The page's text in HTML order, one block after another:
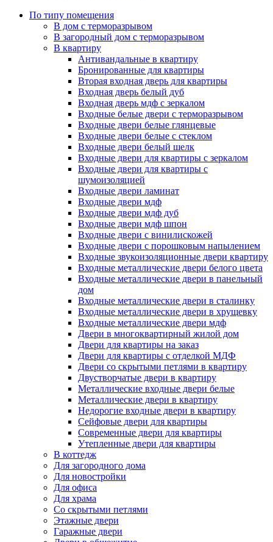
По типу помещения
В дом с терморазрывом
В загородный дом с терморазрывом
В квартиру
Антивандальные в квартиру
Бронированные для квартиры
Вторая входная дверь для квартиры
Входная дверь белый дуб
Входная дверь мдф с зеркалом
Входные белые двери с терморазрывом
Входные двери белые глянцевые
Входные двери белые с стеклом
Входные двери белый шелк
Входные двери для квартиры с зеркалом
Входные двери для квартиры с
шумоизоляцией
Входные двери ламинат
Входные двери мдф
Входные двери мдф дуб
Входные двери мдф шпон
Входные двери с винилискожей
Входные двери с порошковым напылением
Входные звукоизоляционные двери квартиру
Входные металлические двери белого цвета
Входные металлические двери в панельный
дом
Входные металлические двери в сталинку
Входные металлические двери в хрущевку
Входные металлические двери мдф
Двери в многоквартирный жилой дом
Двери для квартиры на заказ
Двери для квартиры с отделкой МДФ
Двери со скрытыми петлями в квартиру
Двустворчатые двери в квартиру
Металлические входные двери белые
Металлические двери в квартиру
Недорогие входные двери в квартиру
Сейфовые двери для квартиры
Современные двери для квартиры
Утепленные двери для квартиры
В коттедж
Для загородного дома
Для новостройки
Для офиса
Для храма
Со скрытыми петлями
Этажные двери
Гаражные двери